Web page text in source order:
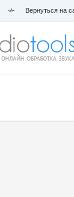
Вернуться на